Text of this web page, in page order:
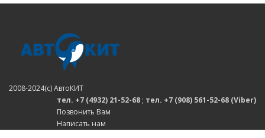
2008-2024(c) АвтоКИТ
тел. +7 (4932) 21-52-68 ; тел. +7 (908) 561-52-68 (Viber)
Позвонить Вам
Написать нам